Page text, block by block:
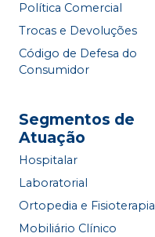
Política Comercial
Trocas e Devoluções
Código de Defesa do
Consumidor
Segmentos de
Atuação
Hospitalar
Laboratorial
Ortopedia e Fisioterapia
Mobiliário Clínico